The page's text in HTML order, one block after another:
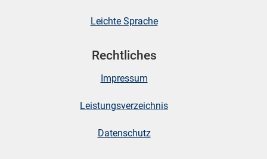
Leichte Sprache
Rechtliches
Impressum
Leistungsverzeichnis
Datenschutz